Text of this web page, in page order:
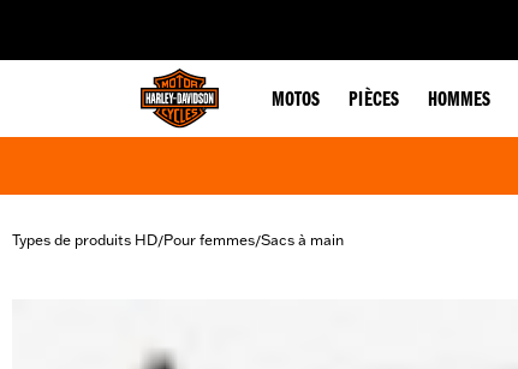
MOTOS PIÈCES HOMMES
Types de produits HD/Pour femmes/Sacs à main